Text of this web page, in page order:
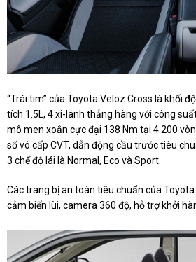
“Trái tim” của Toyota Veloz Cross là khối
tích 1.5L, 4 xi-lanh thẳng hàng với công
mô men xoắn cực đại 138 Nm tại 4.200
số vô cấp CVT, dẫn động cầu trước tiêu
3 chế độ lái là Normal, Eco và Sport.
Các trang bị an toàn tiêu chuẩn của
cảm biến lùi, camera 360 độ, hỗ trợ khởi